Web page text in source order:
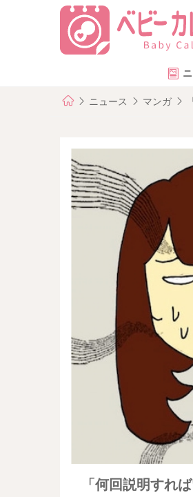
ニュース マンガ
「何回説明すれ